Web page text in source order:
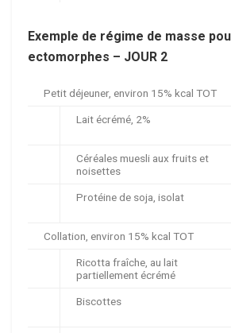
Exemple de régime de masse
ectomorphes – JOUR 2
Petit déjeuner, environ 15% kcal TOT
Lait écrémé, 2%
Céréales muesli aux fruits et
noisettes
Protéine de soja, isolat
Collation, environ 15% kcal TOT
Ricotta fraîche, au lait
partiellement écrémé
Biscottes